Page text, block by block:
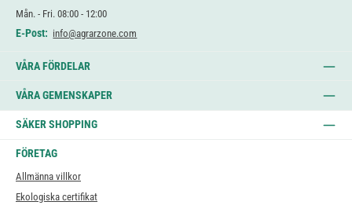
Mån. - Fri. 08:00 - 12:00
E-Post: info@agrarzone.com
VÅRA FÖRDELAR
VÅRA GEMENSKAPER
SÄKER SHOPPING
FÖRETAG
Allmänna villkor
Ekologiska certifikat